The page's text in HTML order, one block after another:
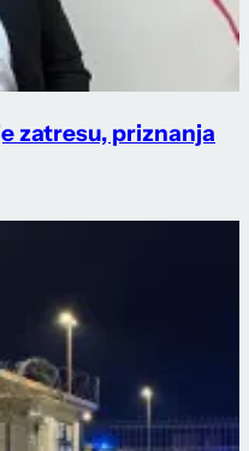
zatresu, priznanja